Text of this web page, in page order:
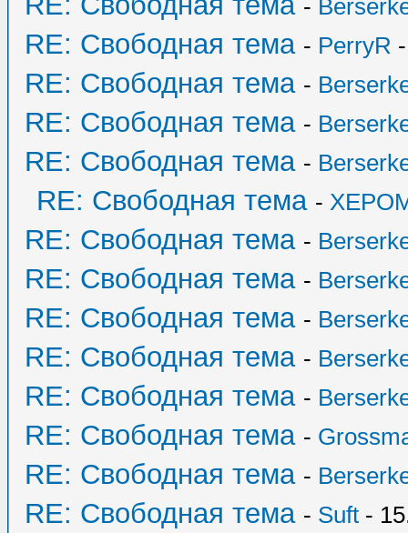
-
RE: Свободная тема - PerryR
RE: Свободная тема -
RE: Свободная тема -
RE: Свободная тема -
RE: Свободная тема -
RE: Свободная тема -
RE: Свободная тема -
RE: Свободная тема -
RE: Свободная тема -
RE: Свободная тема -
RE: Свободная тема -
RE: Свободная тема -
RE: Свободная тема - Suft -